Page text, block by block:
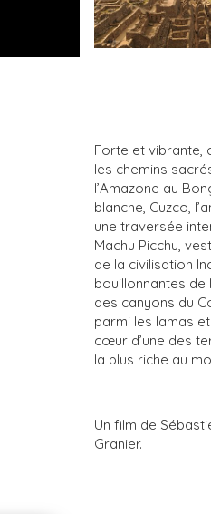
Forte et vibrante,
les chemins
l’Amazone au
blanche, Cuzco,
une traversée
Machu Picchu,
de la civilisation
bouillonnantes de
des canyons du
parmi les lamas
cœur d’une des
la plus riche au
Un film de
Granier.